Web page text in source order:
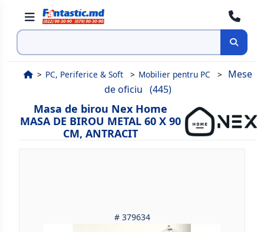
Cauta
PC, Periferice & Soft Mobilier pentru PC
Mese
de oficiu (445)
Masa de birou Nex Home
MASA DE BIROU METAL 60 X 90
CM, ANTRACIT
# 379634